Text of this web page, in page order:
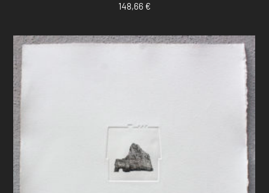
148,66 €